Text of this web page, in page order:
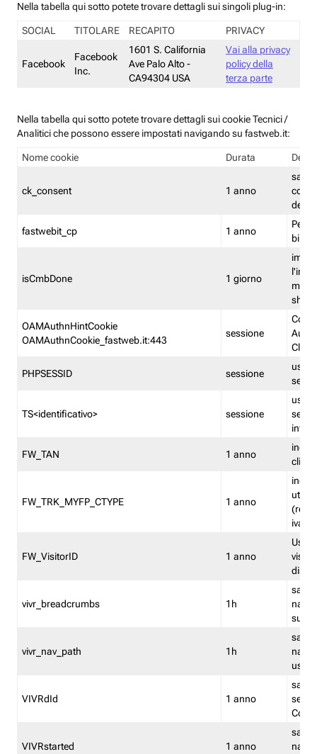
Nella tabella qui sotto potete trovare dettagli sui singoli plug-in:
SOCIAL TITOLARE RECAPITO PRIVACY
Facebook
Facebook
Inc.
1601 S. California
Ave Palo Alto -
CA94304 USA
Vai alla privacy
policy della
terza parte
Nella tabella qui sotto potete trovare dettagli sui cookie Tecnici /
Analitici che possono essere impostati navigando su fastweb.it:
Nome cookie Durata
ck_consent 1 anno
salva
dei
fastwebit_cp 1 anno
isCmbDone 1 giorno
shp
OAMAuthnHintCookie
OAMAuthnCookie_fastweb.it:443
sessione
PHPSESSID sessione
TS<identificativo> sessione
FW_TAN 1 anno
FW_TRK_MYFP_CTYPE 1 anno
iva/
FW_VisitorID 1 anno
vivr_breadcrumbs 1h
salva
su
vivr_nav_path 1h
salva
VIVRdId 1 anno
salva
Convy
VIVRstarted 1 anno
salva